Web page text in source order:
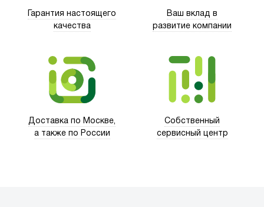
Гарантия настоящего
качества
Ваш вклад в
развитие компании
Доставка по Москве,
а также по России
Собственный
сервисный центр